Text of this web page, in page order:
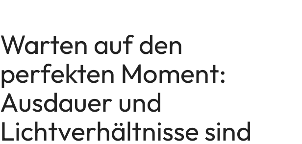
Warten auf den
perfekten Moment:
Ausdauer und
Lichtverhältnisse sind